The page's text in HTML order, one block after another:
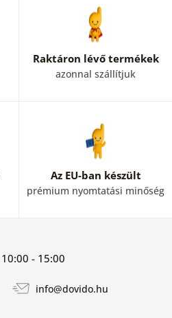
Raktáron lévő termékek
azonnal szállítjuk
Az EU-ban készült
prémium nyomtatási minőség
- 15:00
info@dovido.hu